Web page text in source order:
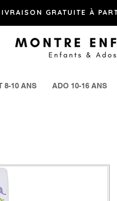
GRATUITE À
8-10 ANS ADO 10-16 ANS